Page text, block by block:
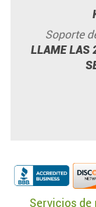
Soporte
LLAME LAS
Servicios